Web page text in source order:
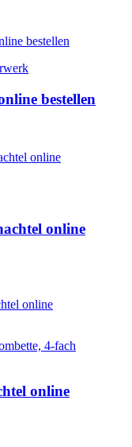
bestellen
online
4-fach
online